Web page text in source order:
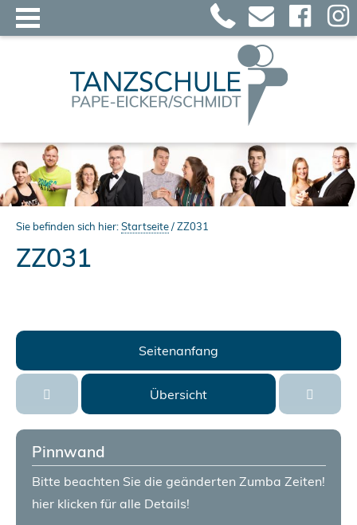
Sie befinden sich hier:Startseite/ZZ031
ZZ031
Seitenanfang
Übersicht
Pinnwand
Bitte beachten Sie die geänderten Zumba Zeiten!
hier klicken für alle Details!